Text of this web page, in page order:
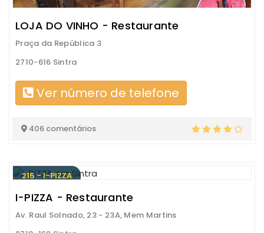
LOJA DO VINHO - Restaurante
Praça da República 3
2710-616 Sintra
Ver número de telefone
406 comentários
215 - I-PIZZA
I-PIZZA - Restaurante
Av. Raul Solnado, 23 - 23A, Mem Martins